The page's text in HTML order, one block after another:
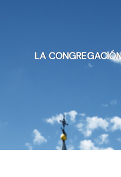
LA